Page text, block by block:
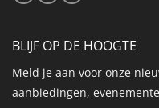
BLIJF OP DE HOOGTE
Meld je aan voor onze
aanbiedingen,